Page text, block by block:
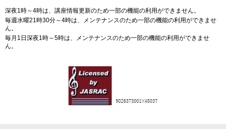
深夜1時～4時は、講座情報更新のため一部の機能の利用ができません。
毎週水曜21時30分～4時は、メンテナンスのため一部の機能の利用ができませ
ん。
毎月1日深夜1時～5時は、メンテナンスのため一部の機能の利用ができませ
ん。